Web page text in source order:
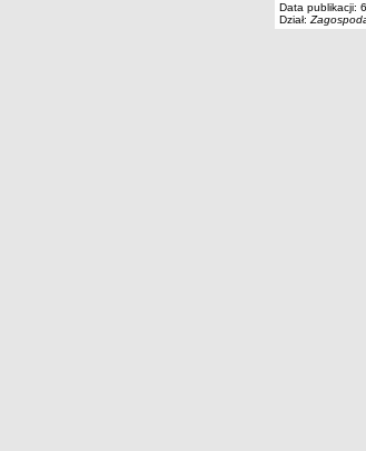
Data publikacji:
Dział: